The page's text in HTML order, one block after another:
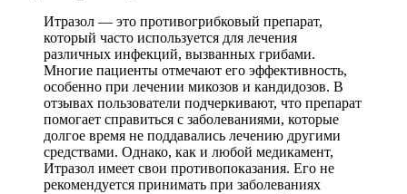
Итразол — это противогрибковый препарат,
который часто используется для лечения
различных инфекций, вызванных грибами.
Многие пациенты отмечают его эффективность,
особенно при лечении микозов и кандидозов. В
отзывах пользователи подчеркивают, что препарат
помогает справиться с заболеваниями, которые
долгое время не поддавались лечению другими
средствами. Однако, как и любой медикамент,
Итразол имеет свои противопоказания. Его не
рекомендуется принимать при заболеваниях